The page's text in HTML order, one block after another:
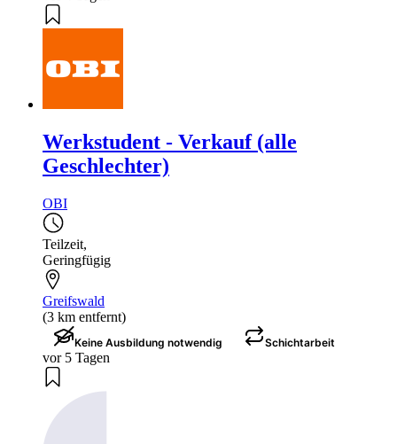
Werkstudent - Verkauf (alle
Geschlechter)
OBI
Teilzeit,
Geringfügig
Greifswald
(3 km entfernt)
Keine Ausbildung notwendig Schichtarbeit
vor 5 Tagen